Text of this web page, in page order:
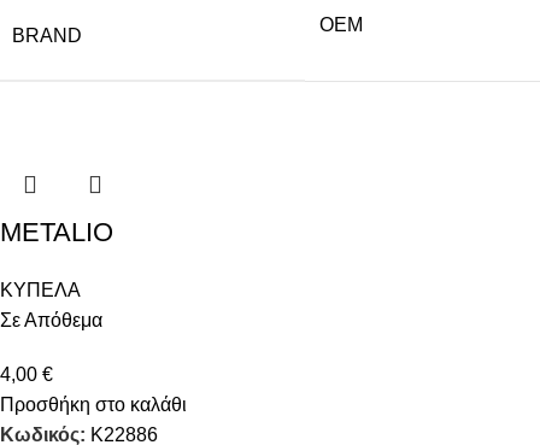
BRAND
OEM
METALIO
ΚΥΠΕΛΑ
Σε Απόθεμα
4,00 €
Προσθήκη στο καλάθι
Κωδικός: Κ22886